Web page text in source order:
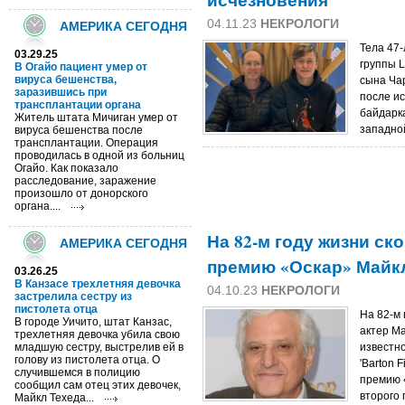
АМЕРИКА СЕГОДНЯ
03.29.25
В Огайо пациент умер от
вируса бешенства,
заразившись при
трансплантации органа
Житель штата Мичиган умер от
вируса бешенства после
трансплантации. Операция
проводилась в одной из больниц
Огайо. Как показало
расследование, заражение
произошло от донорского
органа....
АМЕРИКА СЕГОДНЯ
03.26.25
В Канзасе трехлетняя девочка
застрелила сестру из
пистолета отца
В городе Уичито, штат Канзас,
трехлетняя девочка убила свою
младшую сестру, выстрелив ей в
голову из пистолета отца. О
случившемся в полицию
сообщил сам отец этих девочек,
Майкл Техеда...
04.11.23 НЕКРОЛОГИ
Тела 47-
группы
сына
после
На 82-м году жизни
премию «Оскар»
04.10.23 НЕКРОЛОГИ
На 82-м
актер
'Barton
премию
второго